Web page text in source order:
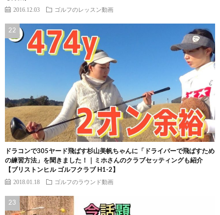
2016.12.03 ゴルフのレッスン動画
ドラコンで305ヤード飛ばす杉山美帆ちゃんに「ドライバーで飛ばすため
の練習方法」を聞きました！｜ミホさんのクラブセッティングも紹介
【ブリストンヒル ゴルフクラブ H1-2】
2018.01.18 ゴルフのラウンド動画